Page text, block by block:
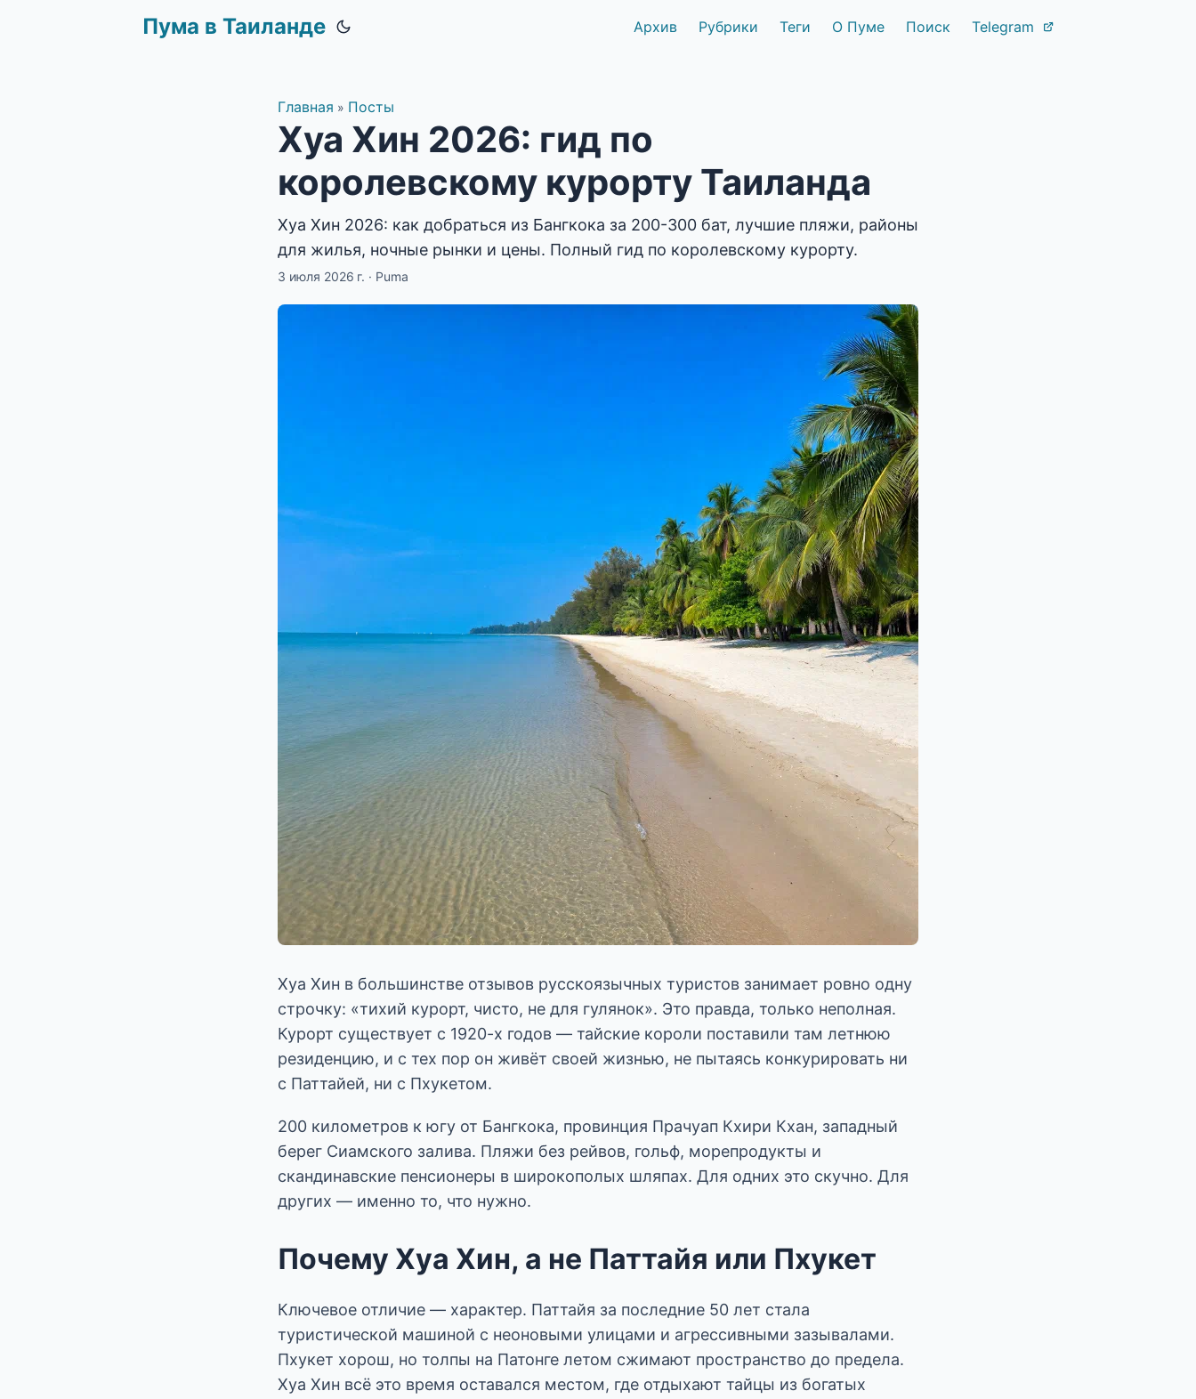
Пума в Таиланде Архив Рубрики Теги О Пуме Поиск Telegram
Главная » Посты
Хуа Хин 2026: гид по
королевскому курорту Таиланда
Хуа Хин 2026: как добраться из Бангкока за 200-300 бат, лучшие пляжи, районы
для жилья, ночные рынки и цены. Полный гид по королевскому курорту.
3 июля 2026 г. · Puma
Хуа Хин в большинстве отзывов русскоязычных туристов занимает ровно одну
строчку: «тихий курорт, чисто, не для гулянок». Это правда, только неполная.
Курорт существует с 1920-х годов — тайские короли поставили там летнюю
резиденцию, и с тех пор он живёт своей жизнью, не пытаясь конкурировать ни
с Паттайей, ни с Пхукетом.
200 километров к югу от Бангкока, провинция Прачуап Кхири Кхан, западный
берег Сиамского залива. Пляжи без рейвов, гольф, морепродукты и
скандинавские пенсионеры в широкополых шляпах. Для одних это скучно. Для
других — именно то, что нужно.
Почему Хуа Хин, а не Паттайя или Пхукет
Ключевое отличие — характер. Паттайя за последние 50 лет стала
туристической машиной с неоновыми улицами и агрессивными зазывалами.
Пхукет хорош, но толпы на Патонге летом сжимают пространство до предела.
Хуа Хин всё это время оставался местом, где отдыхают тайцы из богатых